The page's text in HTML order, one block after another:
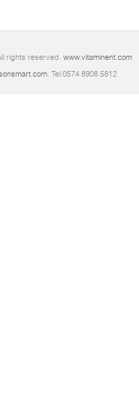
rights reserved. www.vitaminent.com
. Tel:0574 8908 5812